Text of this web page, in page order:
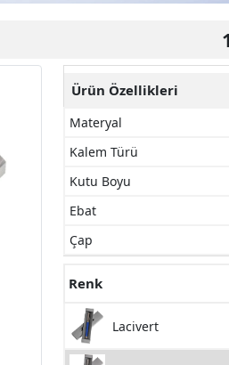
Ürün Özellikleri
Materyal
Kalem Türü
Kutu Boyu
Ebat
Çap
Renk
Lacivert